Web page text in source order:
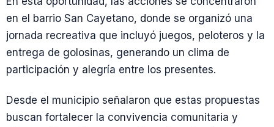
en el barrio San Cayetano, donde se organizó una
jornada recreativa que incluyó juegos, peloteros y la
entrega de golosinas, generando un clima de
participación y alegría entre los presentes.
Desde el municipio señalaron que estas propuestas
buscan fortalecer la convivencia comunitaria y